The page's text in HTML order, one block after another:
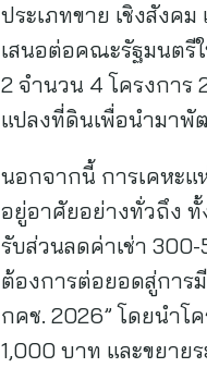
ประเภทขาย เชิงสังค
เสนอต่อคณะรัฐมนตรี
2 จำนวน 4 โครงการ
แปลงที่ดินเพื่อนำมาพั
นอกจากนี้ การเคหะแ
อยู่อาศัยอย่างทั่วถึง ทั้
รับส่วนลดค่าเช่า
ต้องการต่อยอดสู่การ
กคช. 2026” โดยนำโ
1,000 บาท และขยา